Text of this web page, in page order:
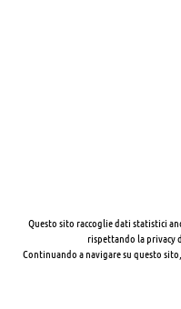
Questo sito raccoglie dati statistici
rispettando la privacy
Continuando a navigare su questo